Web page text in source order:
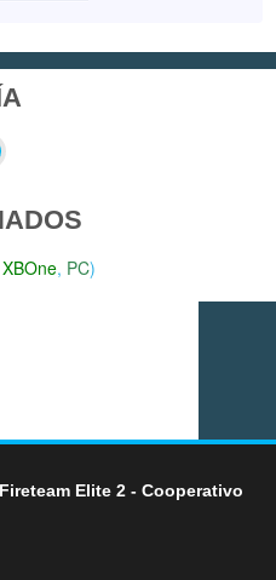
XBOne, PC)
Elite 2 - Cooperativo